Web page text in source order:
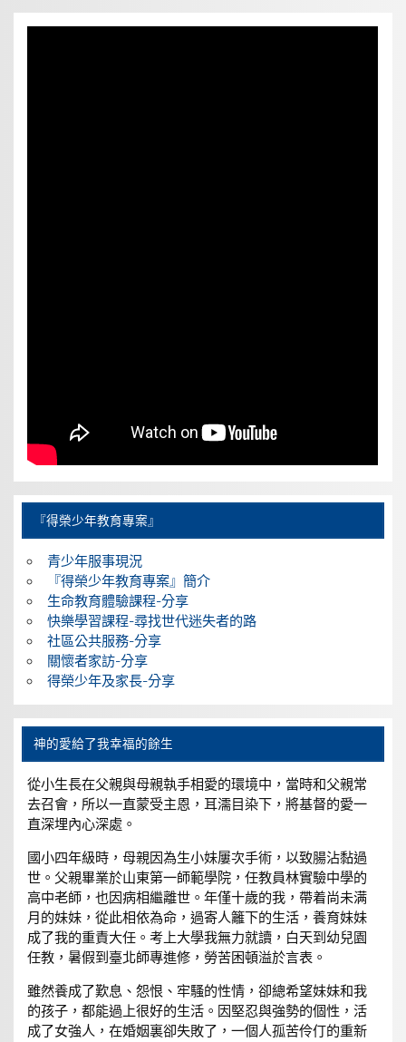
『得榮少年教育專案』
青少年服事現況
『得榮少年教育專案』簡介
生命教育體驗課程-分享
快樂學習課程-尋找世代迷失者的路
社區公共服務-分享
關懷者家訪-分享
得榮少年及家長-分享
神的愛給了我幸福的餘生
從小生長在父親與母親執手相愛的環境中，當時和父親常
去召會，所以一直蒙受主恩，耳濡目染下，將基督的愛一
直深埋內心深處。
國小四年級時，母親因為生小妹屢次手術，以致腸沾黏過
世。父親畢業於山東第一師範學院，任教員林實驗中學的
高中老師，也因病相繼離世。年僅十歲的我，帶着尚未满
月的妹妹，從此相依為命，過寄人籬下的生活，養育妹妹
成了我的重責大任。考上大學我無力就讀，白天到幼兒園
任教，暑假到臺北師專進修，勞苦困頓溢於言表。
雖然養成了歎息、怨恨、牢騷的性情，卻總希望妹妹和我
的孩子，都能過上很好的生活。因堅忍與強勢的個性，活
成了女強人，在婚姻裏卻失敗了，一個人孤苦伶仃的重新